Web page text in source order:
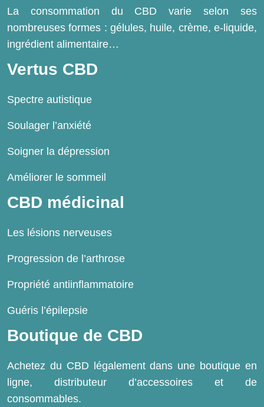
La consommation du CBD varie selon ses
nombreuses formes : gélules, huile, crème, e-liquide,
ingrédient alimentaire…
Vertus CBD
Spectre autistique
Soulager l’anxiété
Soigner la dépression
Améliorer le sommeil
CBD médicinal
Les lésions nerveuses
Progression de l’arthrose
Propriété antiinflammatoire
Guéris l’épilepsie
Boutique de CBD
Achetez du CBD légalement dans une boutique en
ligne, distributeur d’accessoires et de
consommables.